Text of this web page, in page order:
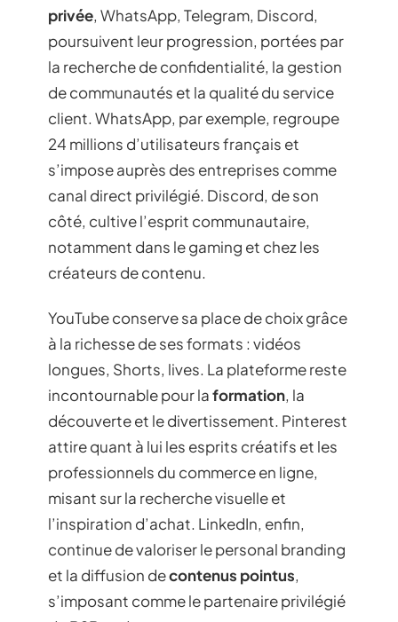
privée, WhatsApp, Telegram, Discord,
poursuivent leur progression, portées par
la recherche de confidentialité, la gestion
de communautés et la qualité du service
client. WhatsApp, par exemple, regroupe
24 millions d’utilisateurs français et
s’impose auprès des entreprises comme
canal direct privilégié. Discord, de son
côté, cultive l’esprit communautaire,
notamment dans le gaming et chez les
créateurs de contenu.
YouTube conserve sa place de choix grâce
à la richesse de ses formats : vidéos
longues, Shorts, lives. La plateforme reste
incontournable pour laformation, la
découverte et le divertissement. Pinterest
attire quant à lui les esprits créatifs et les
professionnels du commerce en ligne,
misant sur la recherche visuelle et
l’inspiration d’achat. LinkedIn, enfin,
continue de valoriser le personal branding
et la diffusion decontenus pointus,
s’imposant comme le partenaire privilégié